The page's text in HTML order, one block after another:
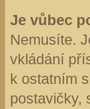
Je vůbec
Nemusíte.
vkládání
k ostatním
postavičky,